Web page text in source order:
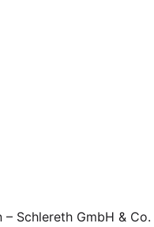
Schlereth GmbH & Co.